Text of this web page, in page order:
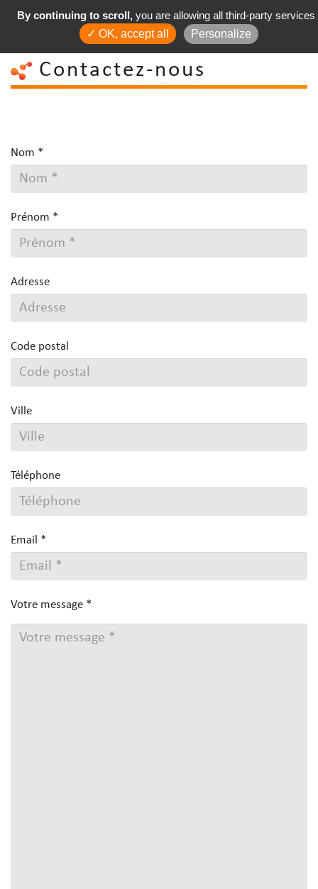
Contactez-nous
Nom *
Prénom *
Adresse
Code postal
Ville
Téléphone
Email *
Votre message *
By continuing to scroll, you are allowing all third-party services
✓ OK, accept all
Personalize